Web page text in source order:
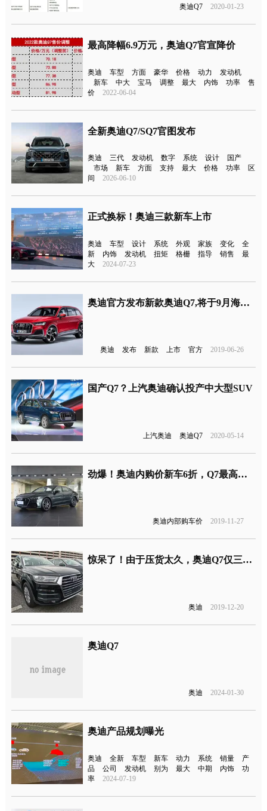
奥迪Q7 2020-01-23
最高降幅6.9万元，奥迪Q7官宣降价
奥迪 车型 方面 豪华 价格 动力
发动机
新车
中大 宝马 调整 最大 内饰 功率
售
价
2022-06-04
全新奥迪Q7/SQ7官图发布
奥迪 三代 发动机 数字 系统 设计
国产
市场
新车 方面 支持 最大 价格 功率
区
间
2026-06-10
正式换标！奥迪三款新车上市
奥迪 车型 设计 系统 外观 家族 变化
全
新
内饰 发动机 扭矩 格栅 指导 销售
最
大
2024-07-23
奥迪官方发布新款奥迪Q7,将于9月海外上市
奥迪 发布 新款 上市 官方 2019-06-26
国产Q7？上汽奥迪确认投产中大型SUV
上汽奥迪 奥迪Q7 2020-05-14
劲爆！奥迪内购价新车6折，Q7最高直降32万
奥迪内部购车价 2019-11-27
惊呆了！由于压货太久，奥迪Q7仅三十多的售价
奥迪 2019-12-20
奥迪Q7
奥迪 2024-01-30
奥迪产品规划曝光
奥迪 全新 车型 新车 动力 系统 销量
产
品
公司 发动机 别为 最大 中期 内饰
功
率
2024-07-19